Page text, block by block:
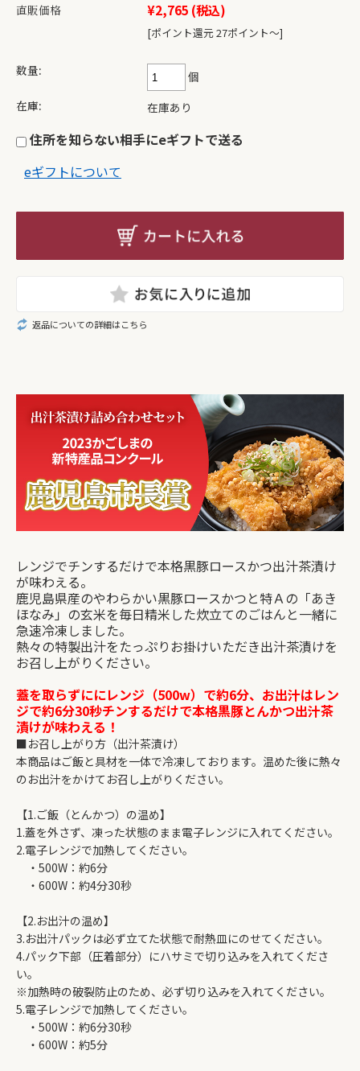
直販価格 ¥2,765 (税込)
[ポイント還元 27ポイント〜]
数量:
個
在庫:
在庫あり
住所を知らない相手にeギフトで送る
eギフトについて
返品についての詳細はこちら
レンジでチンするだけで本格黒豚ロースかつ出汁茶漬け
が味わえる。
鹿児島県産のやわらかい黒豚ロースかつと特Ａの「あき
ほなみ」の玄米を毎日精米した炊立てのごはんと一緒に
急速冷凍しました。
熱々の特製出汁をたっぷりお掛けいただき出汁茶漬けを
お召し上がりください。
蓋を取らずににレンジ（500w）で約6分、お出汁はレン
ジで約6分30秒チンするだけで本格黒豚とんかつ出汁茶
漬けが味わえる！
■お召し上がり方（出汁茶漬け）
本商品はご飯と具材を一体で冷凍しております。温めた後に熱々
のお出汁をかけてお召し上がりください。
【1.ご飯（とんかつ）の温め】
1.蓋を外さず、凍った状態のまま電子レンジに入れてください。
2.電子レンジで加熱してください。
・500W：約6分
・600W：約4分30秒
【2.お出汁の温め】
3.お出汁パックは必ず立てた状態で耐熱皿にのせてください。
4.パック下部（圧着部分）にハサミで切り込みを入れてくださ
い。
※加熱時の破裂防止のため、必ず切り込みを入れてください。
5.電子レンジで加熱してください。
・500W：約6分30秒
・600W：約5分